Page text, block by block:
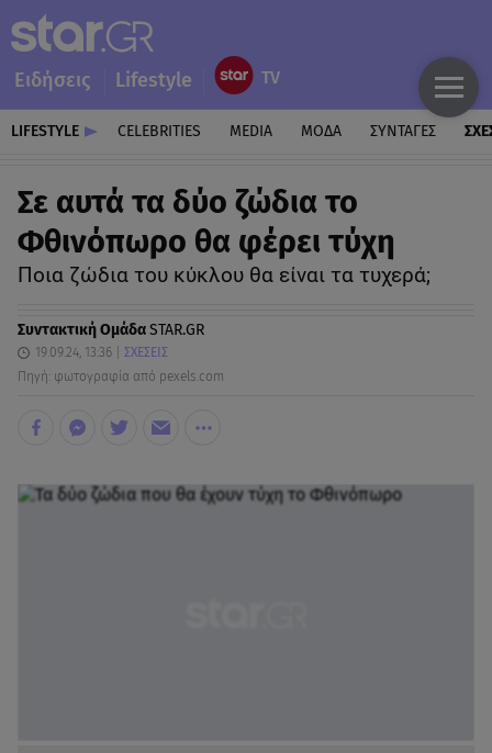
Ειδήσεις Lifestyle
LIFESTYLE CELEBRITIES MEDIA ΜΟΔΑ ΣΥΝΤΑΓΕΣ
Σε αυτά τα δύο ζώδια το
Φθινόπωρο θα φέρει τύχη
Ποια ζώδια του κύκλου θα είναι τα τυχερά;
Συντακτική ΟμάδαSTAR.GR
19.09.24, 13:36
ΣΧΕΣΕΙΣ
Πηγή: φωτογραφία από pexels.com